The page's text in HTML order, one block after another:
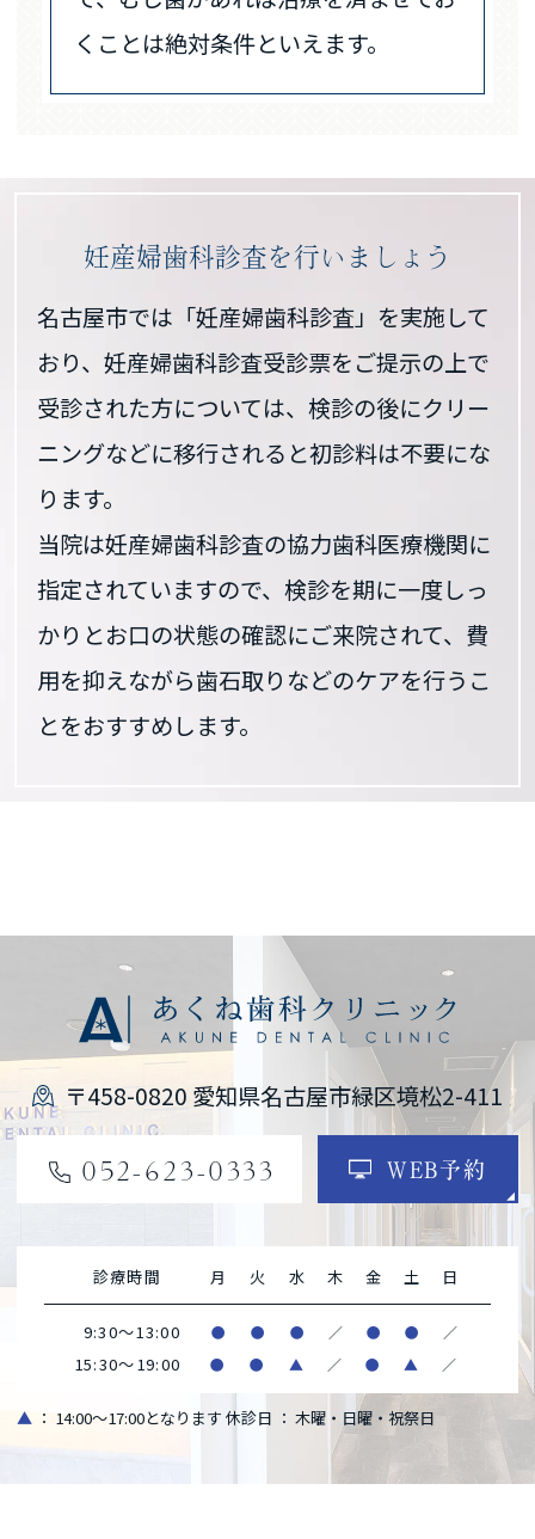
くことは絶対条件といえます。
妊産婦歯科診査を行いましょう
名古屋市では「妊産婦歯科診査」を実施して
おり、妊産婦歯科診査受診票をご提示の上で
受診された方については、検診の後にクリー
ニングなどに移行されると初診料は不要にな
ります。
当院は妊産婦歯科診査の協力歯科医療機関に
指定されていますので、検診を期に一度しっ
かりとお口の状態の確認にご来院されて、費
用を抑えながら歯石取りなどのケアを行うこ
とをおすすめします。
〒458-0820 愛知県名古屋市緑区境松2-411
052-623-0333 WEB予約
診療時間 月 火 水 木 金 土 日
9:30～13:00 ● ● ● ／ ● ● ／
15:30～19:00 ● ● ▲ ／ ● ▲ ／
▲ ： 14:00～17:00となります 休診日 ： 木曜・日曜・祝祭日